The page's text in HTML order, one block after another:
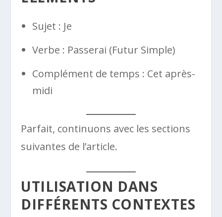
Sujet : Je
Verbe : Passerai (Futur Simple)
Complément de temps : Cet après-
midi
Parfait, continuons avec les sections
suivantes de l’article.
UTILISATION DANS
DIFFÉRENTS CONTEXTES